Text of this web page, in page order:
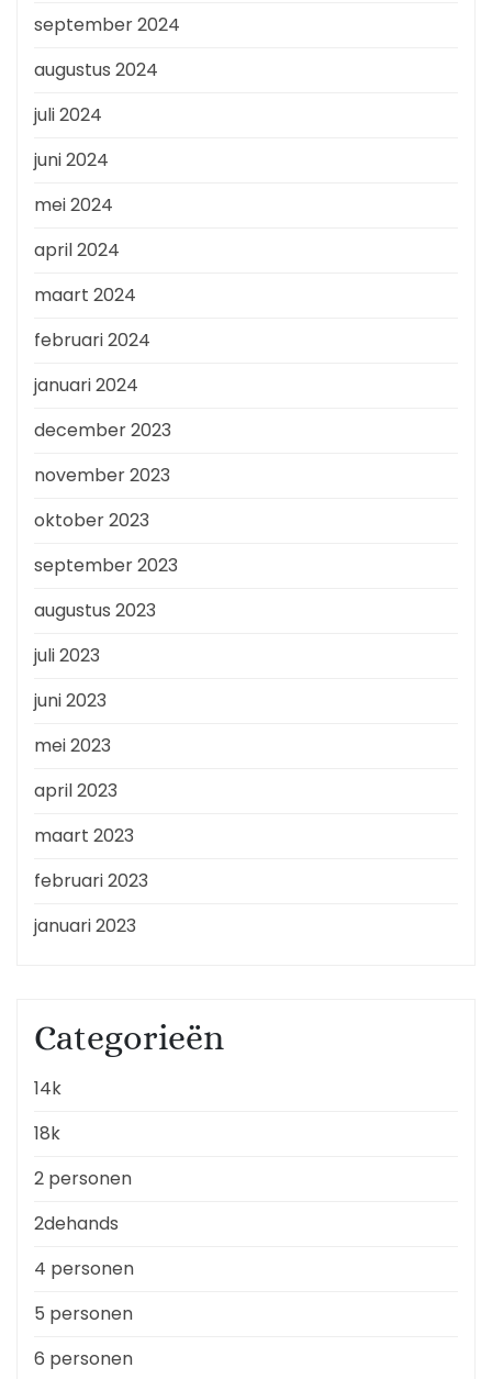
september 2024
augustus 2024
juli 2024
juni 2024
mei 2024
april 2024
maart 2024
februari 2024
januari 2024
december 2023
november 2023
oktober 2023
september 2023
augustus 2023
juli 2023
juni 2023
mei 2023
april 2023
maart 2023
februari 2023
januari 2023
Categorieën
14k
18k
2 personen
2dehands
4 personen
5 personen
6 personen